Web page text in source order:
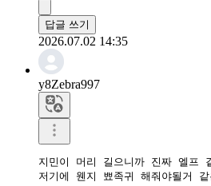
답글 쓰기
2026.07.02 14:35
y8Zebra997
지민이 머리 길으니까 진짜 엘프
저기에 웬지 뾰족귀 해줘야될거 같